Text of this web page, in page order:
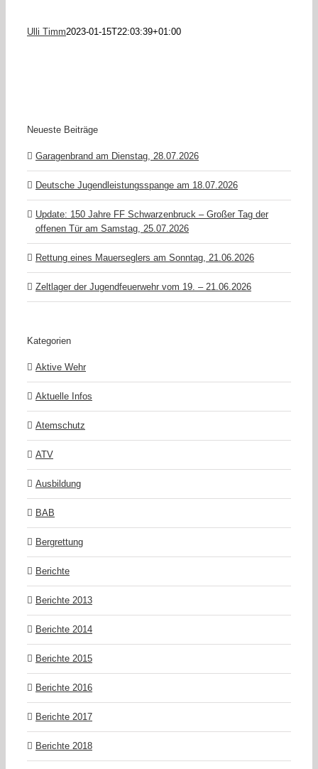
Ulli Timm2023-01-15T22:03:39+01:00
Neueste Beiträge
Garagenbrand am Dienstag, 28.07.2026
Deutsche Jugendleistungsspange am 18.07.2026
Update: 150 Jahre FF Schwarzenbruck – Großer Tag der
offenen Tür am Samstag, 25.07.2026
Rettung eines Mauerseglers am Sonntag, 21.06.2026
Zeltlager der Jugendfeuerwehr vom 19. – 21.06.2026
Kategorien
Aktive Wehr
Aktuelle Infos
Atemschutz
ATV
Ausbildung
BAB
Bergrettung
Berichte
Berichte 2013
Berichte 2014
Berichte 2015
Berichte 2016
Berichte 2017
Berichte 2018